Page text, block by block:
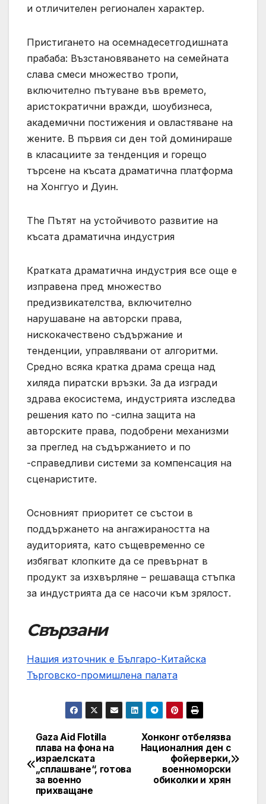
и отличителен регионален характер.
Пристигането на осемнадесетгодишната
прабаба: Възстановяването на семейната
слава смеси множество тропи,
включително пътуване във времето,
аристократични вражди, шоубизнеса,
академични постижения и овластяване на
жените. В първия си ден той доминираше
в класациите за тенденция и горещо
търсене на късата драматична платформа
на Хонггуо и Дуин.
The Пътят на устойчивото развитие на
късата драматична индустрия
Кратката драматична индустрия все още е
изправена пред множество
предизвикателства, включително
нарушаване на авторски права,
нискокачествено съдържание и
тенденции, управлявани от алгоритми.
Средно всяка кратка драма среща над
хиляда пиратски връзки. За да изгради
здрава екосистема, индустрията изследва
решения като по -силна защита на
авторските права, подобрени механизми
за преглед на съдържанието и по
-справедливи системи за компенсация на
сценаристите.
Основният приоритет се състои в
поддържането на ангажираността на
аудиторията, като същевременно се
избягват клопките да се превърнат в
продукт за изхвърляне – решаваща стъпка
за индустрията да се насочи към зрялост.
Свързани
Нашия източник е Българо-Китайска
Търговско-промишлена палaта
Post
navigation
Хонконг отбелязва
Националния ден с
фойерверки,
военноморски
обиколки и хрян
Gaza Aid Flotilla
плава на фона на
израелската
„сплашване“, готова
за военно
прихващане